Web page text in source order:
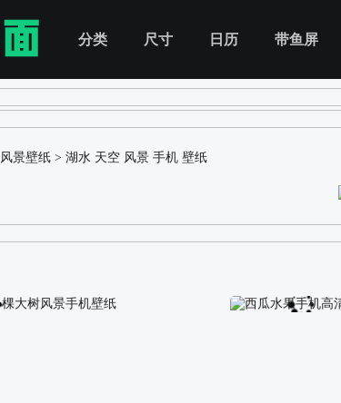
分类 尺寸 日历 带鱼屏
风景壁纸 > 湖水 天空 风景 手机 壁纸